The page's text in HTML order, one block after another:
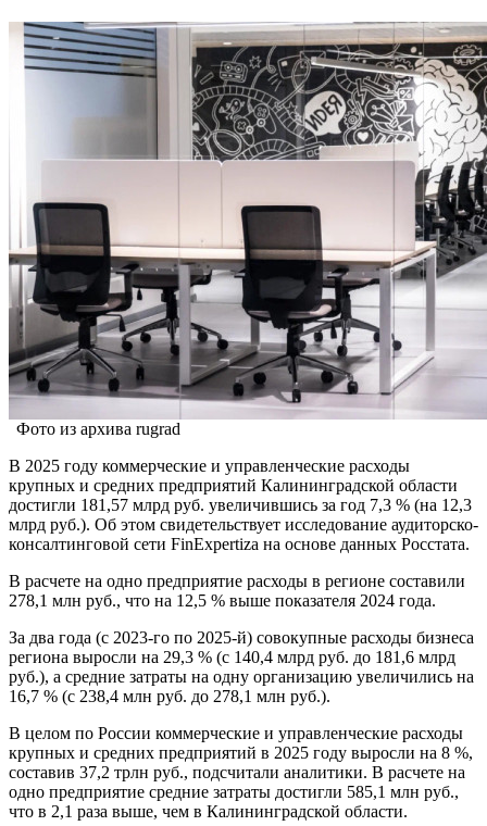
Фото из архива rugrad
В 2025 году коммерческие и управленческие расходы
крупных и средних предприятий Калининградской области
достигли 181,57 млрд руб. увеличившись за год 7,3 % (на 12,3
млрд руб.). Об этом свидетельствует исследование аудиторско-
консалтинговой сети FinExpertiza на основе данных Росстата.
В расчете на одно предприятие расходы в регионе составили
278,1 млн руб., что на 12,5 % выше показателя 2024 года.
За два года (с 2023-го по 2025-й) совокупные расходы бизнеса
региона выросли на 29,3 % (с 140,4 млрд руб. до 181,6 млрд
руб.), а средние затраты на одну организацию увеличились на
16,7 % (с 238,4 млн руб. до 278,1 млн руб.).
В целом по России коммерческие и управленческие расходы
крупных и средних предприятий в 2025 году выросли на 8 %,
составив 37,2 трлн руб., подсчитали аналитики. В расчете на
одно предприятие средние затраты достигли 585,1 млн руб.,
что в 2,1 раза выше, чем в Калининградской области.